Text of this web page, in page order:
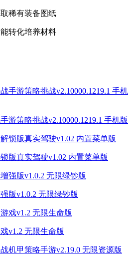
稀有装备图纸
转化培养材料
游策略挑战v2.10000.1219.1 手机版
版真实驾驶v1.02 内置菜单版
版v1.0.2 无限绿钞版
v1.2 无限生命版